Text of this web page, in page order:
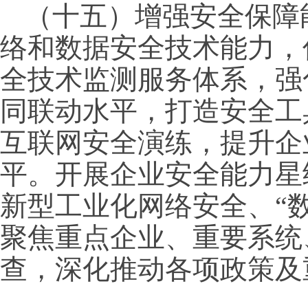
（十五）增强安全保
络和数据安全技术能力
全技术监测服务体系，
同联动水平，打造安全
互联网安全演练，提升
平。开展企业安全能力
新型工业化网络安全、“
聚焦重点企业、重要系
查，深化推动各项政策